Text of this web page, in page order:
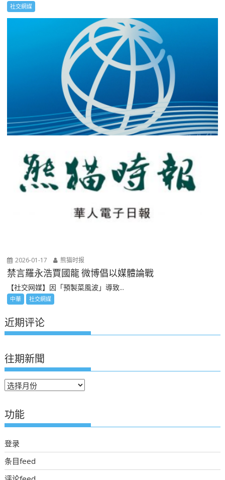
社交網媒
2026-01-17 熊猫时报
禁言羅永浩賈國龍 微博倡以媒體論戰
【社交网媒】因「預製菜風波」導致...
中華 社交網媒
近期评论
往期新聞
往
新
聞
功能
登录
条目feed